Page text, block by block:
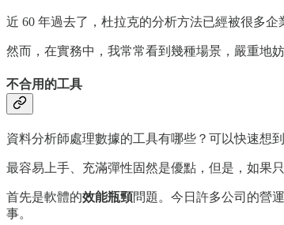
近 60 年過去了，杜拉克的分析方法已經被很多
然而，在實務中，我常常看到幾種場景，嚴重地
不合用的工具
資料分析師處理數據的工具有哪些？可以快速想
最容易上手、充滿彈性固然是優點，但是，如果
首先是軟體的效能瓶頸問題。今日許多公司的營
事。